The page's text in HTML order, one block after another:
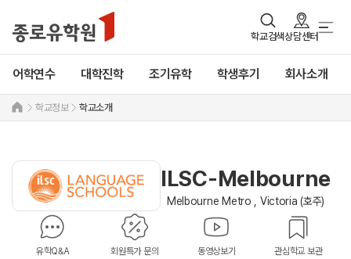
학교검색상담센터
어학연수 대학진학 조기유학 학생후기 회사소개
학교정보 학교소개
ILSC-Melbourne
Melbourne Metro , Victoria (호주)
유학Q&A 회원특가 문의 동영상보기 관심학교 보관